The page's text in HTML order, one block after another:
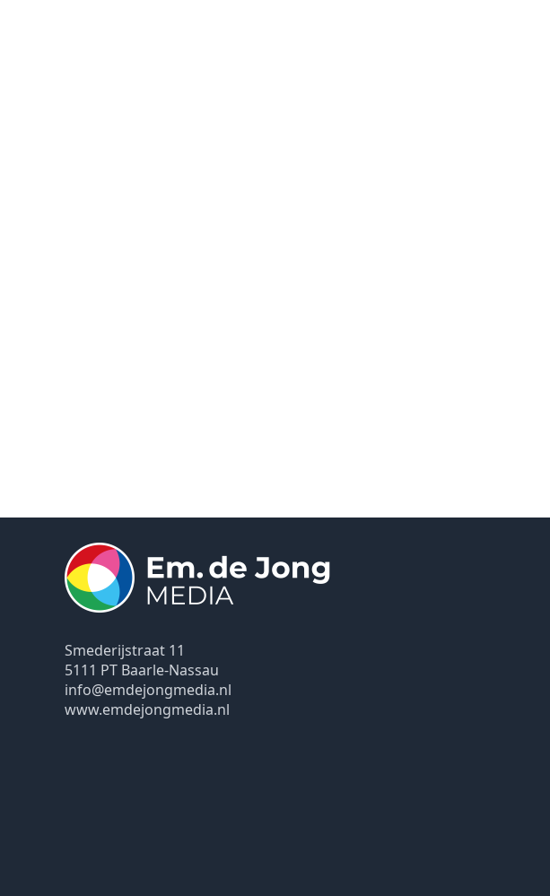
Smederijstraat 11
5111 PT Baarle-Nassau
info@emdejongmedia.nl
www.emdejongmedia.nl